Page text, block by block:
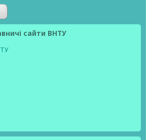
сайти ВНТУ